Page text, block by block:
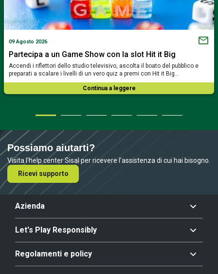
09 Agosto 2026
Partecipa a un Game Show con la slot Hit it Big
Accendi i riflettori dello studio televisivo, ascolta il boato del pubblico e
preparati a scalare i livelli di un vero quiz a premi con Hit it Big…
Continua a leggere
Possiamo aiutarti?
Visita l’help center Sisal per ricevere l’assistenza di cui hai bisogno.
Ricevi supporto
Azienda
Let's Play Responsibly
Regolamenti e policy